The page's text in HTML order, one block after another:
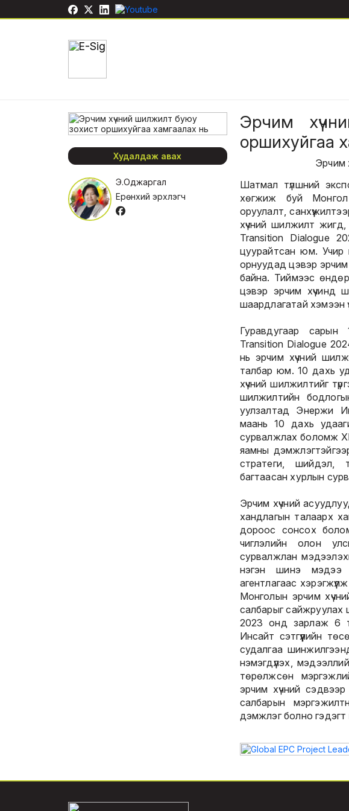
Худалдаж авах
Э.Оджаргал
Ерөнхий эрхлэгч
Эрчим
оршихуйгаа
Эрчим
Шатмал түлшний
хөгжиж буй
оруулалт,
хүчний шилжилт
Transition Dialogue
цуурайтсан юм.
орнуудад цэвэр эрчим
байна. Тиймээс
цэвэр эрчим хүчинд
шаардлагатай хэмээн
Гуравдугаар
Transition Dialogue
нь эрчим хүчний
талбар юм. 10 дахь
хүчний шилжилтийг
шилжилтийн
уулзалтад Энержи
маань 10 дахь
сурвалжлах боломж
яамны
стратеги, шийдэл,
багтаасан хурлын
Эрчим хүчний
хандлагын талаарх
дороос сонсох
чиглэлийн олон
сурвалжлан
нэгэн шинэ мэдээ
агентлагаас
Монголын эрчим
салбарыг сайжруулах
2023 онд зарлаж 6
Инсайт сэтгүүлийн
судалгаа
нэмэгдүүлэх,
төрөлжсөн
эрчим хүчний сэдвээр
салбарын
дэмжлэг болно